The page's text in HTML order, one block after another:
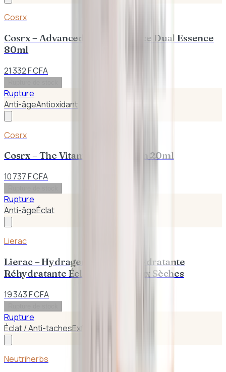
Cosrx
Cosrx – Advanced Snail Radiance Dual Essence
80ml
21 332 F CFA
Rupture
Anti-âgeAntioxidant
Cosrx
Cosrx – The Vitamin C 23 Sérum 20ml
10 737 F CFA
Rupture
Anti-âgeÉclat
Lierac
Lierac – Hydragenist Crème Hydratante
Réhydratante Éclat 50ml | Peaux Sèches
19 343 F CFA
Rupture
Éclat / Anti-tachesExfoliant
Neutriherbs